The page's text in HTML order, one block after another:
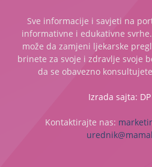
Sve informacije i savjeti na
informativne i edukativne
može da zamjeni ljekarske
brinete za svoje i zdravlje svoje
da se obavezno
Izrada sajta:
Kontaktirajte nas: